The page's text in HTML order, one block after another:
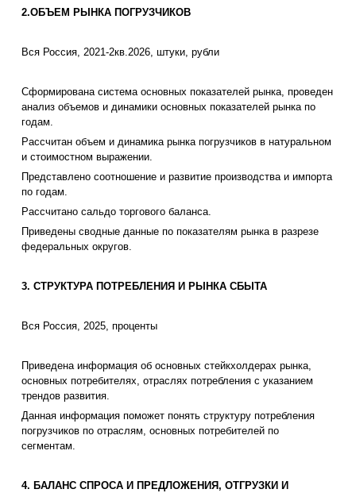
2.ОБЪЕМ РЫНКА ПОГРУЗЧИКОВ
Вся Россия, 2021-2кв.2026, штуки, рубли
Сформирована система основных показателей рынка, проведен
анализ объемов и динамики основных показателей рынка по
годам.
Рассчитан объем и динамика рынка погрузчиков в натуральном
и стоимостном выражении.
Представлено соотношение и развитие производства и импорта
по годам.
Рассчитано сальдо торгового баланса.
Приведены сводные данные по показателям рынка в разрезе
федеральных округов.
3. СТРУКТУРА ПОТРЕБЛЕНИЯ И РЫНКА СБЫТА
Вся Россия, 2025, проценты
Приведена информация об основных стейкхолдерах рынка,
основных потребителях, отраслях потребления с указанием
трендов развития.
Данная информация поможет понять структуру потребления
погрузчиков по отраслям, основных потребителей по
сегментам.
4. БАЛАНС СПРОСА И ПРЕДЛОЖЕНИЯ, ОТГРУЗКИ И